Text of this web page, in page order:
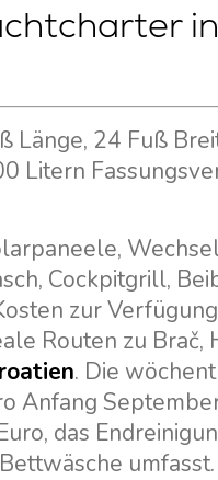
in
Länge, 24 Fuß
Litern
Cockpitgrill,
zur
Routen zu Brač,
. Die
Anfang
das
umfasst.